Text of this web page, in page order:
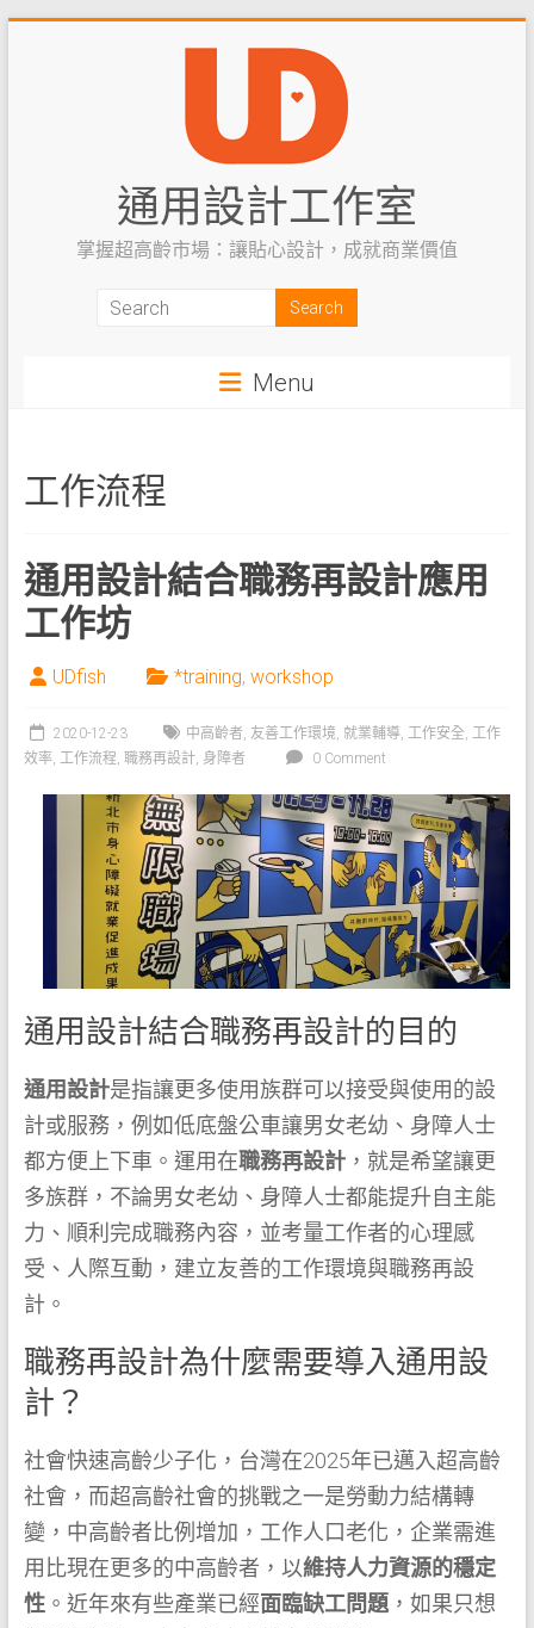
通用設計工作室
掌握超高齡市場：讓貼心設計，成就商業價值
Menu
工作流程
通用設計結合職務再設計應用
工作坊
UDfish *training, workshop
2020-12-23 中高齡者, 友善工作環境, 就業輔導, 工作安全, 工作
效率, 工作流程, 職務再設計, 身障者 0 Comment
通用設計結合職務再設計的目的
通用設計是指讓更多使用族群可以接受與使用的設
計或服務，例如低底盤公車讓男女老幼、身障人士
都方便上下車。運用在職務再設計，就是希望讓更
多族群，不論男女老幼、身障人士都能提升自主能
力、順利完成職務內容，並考量工作者的心理感
受、人際互動，建立友善的工作環境與職務再設
計。
職務再設計為什麼需要導入通用設
計？
社會快速高齡少子化，台灣在2025年已邁入超高齡
社會，而超高齡社會的挑戰之一是勞動力結構轉
變，中高齡者比例增加，工作人口老化，企業需進
用比現在更多的中高齡者，以維持人力資源的穩定
性。近年來有些產業已經面臨缺工問題，如果只想